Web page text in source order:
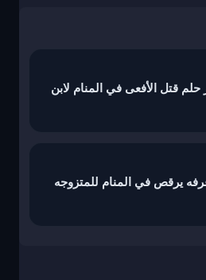
قتل الأفعى في المنام لابن
يرقص في المنام للمتزوجه